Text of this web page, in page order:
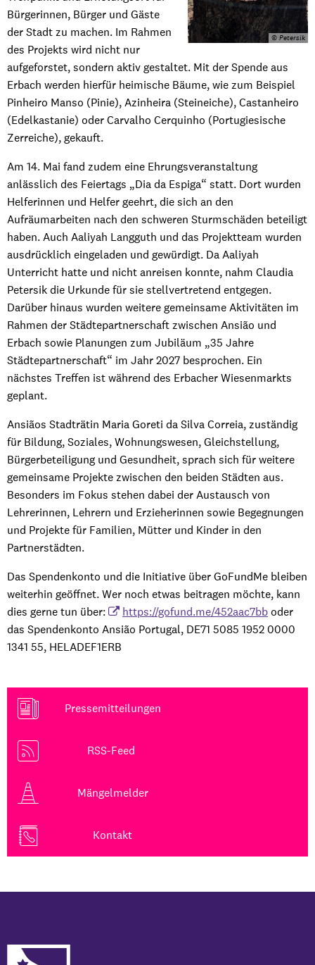
© Petersik
Bürgerinnen, Bürger und Gäste
der Stadt zu machen. Im Rahmen
des Projekts wird nicht nur
aufgeforstet, sondern aktiv gestaltet. Mit der Spende aus
Erbach werden hierfür heimische Bäume, wie zum Beispiel
Pinheiro Manso (Pinie), Azinheira (Steineiche), Castanheiro
(Edelkastanie) oder Carvalho Cerquinho (Portugiesische
Zerreiche), gekauft.
Am 14. Mai fand zudem eine Ehrungsveranstaltung
anlässlich des Feiertags „Dia da Espiga“ statt. Dort wurden
Helferinnen und Helfer geehrt, die sich an den
Aufräumarbeiten nach den schweren Sturmschäden beteiligt
haben. Auch Aaliyah Langguth und das Projektteam wurden
ausdrücklich eingeladen und gewürdigt. Da Aaliyah
Unterricht hatte und nicht anreisen konnte, nahm Claudia
Petersik die Urkunde für sie stellvertretend entgegen.
Darüber hinaus wurden weitere gemeinsame Aktivitäten im
Rahmen der Städtepartnerschaft zwischen Ansião und
Erbach sowie Planungen zum Jubiläum „35 Jahre
Städtepartnerschaft“ im Jahr 2027 besprochen. Ein
nächstes Treffen ist während des Erbacher Wiesenmarkts
geplant.
Ansiãos Stadträtin Maria Goreti da Silva Correia, zuständig
für Bildung, Soziales, Wohnungswesen, Gleichstellung,
Bürgerbeteiligung und Gesundheit, sprach sich für weitere
gemeinsame Projekte zwischen den beiden Städten aus.
Besonders im Fokus stehen dabei der Austausch von
Lehrerinnen, Lehrern und Erzieherinnen sowie Begegnungen
und Projekte für Familien, Mütter und Kinder in den
Partnerstädten.
Das Spendenkonto und die Initiative über GoFundMe bleiben
weiterhin geöffnet. Wer noch etwas beitragen möchte, kann
dies gerne tun über:
https://gofund.me/452aac7bb oder
das Spendenkonto Ansião Portugal, DE71 5085 1952 0000
1341 55, HELADEF1ERB
Pressemitteilungen
RSS-Feed
Mängelmelder
Kontakt